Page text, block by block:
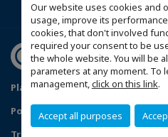
Our website uses cookies and
usage, improve its
cookies, that don't involved
required your consent to be
the whole website. You will be
parameters at any moment. To
management,click on this link.
Accept all purposes
Plan du site
Mentions légales
Politique de confidentialité
Traitement des incidents de